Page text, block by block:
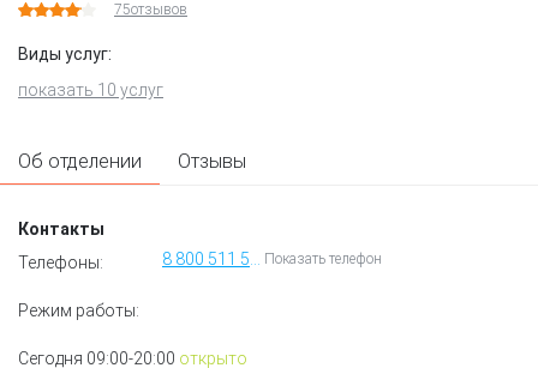
75отзывов
Виды услуг:
показать 10 услуг
Об отделении Отзывы
Контакты
Телефоны:
Показать телефон
Режим работы:
Сегодня 09:00-20:00 открыто